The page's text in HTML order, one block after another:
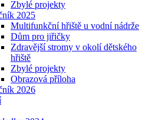
Zbylé projekty
2025
Multifunkční hřiště u vodní nádrže
Dům pro jiřičky
Zdravější stromy v okolí dětského
hřiště
Zbylé projekty
Obrazová příloha
2026